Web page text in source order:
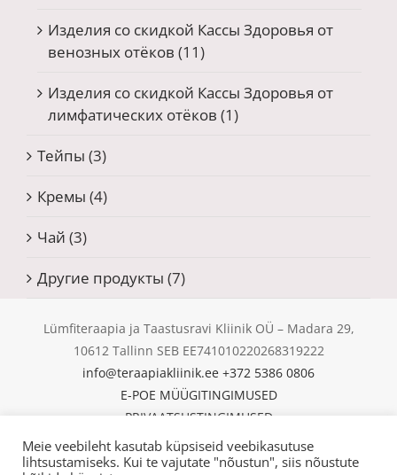
Изделия со скидкой Кассы Здоровья от
венозных отёков (11)
Изделия со скидкой Кассы Здоровья от
лимфатических отёков (1)
Тейпы (3)
Кремы (4)
Чай (3)
Другие продукты (7)
Lümfiteraapia ja Taastusravi Kliinik OÜ – Madara 29,
10612 Tallinn SEB EE741010220268319222
info@teraapiakliinik.ee +372 5386 0806
E-POE MÜÜGITINGIMUSED
PRIVAATSUSTINGIMUSED
KÜPSISED
© Copyright 2025 | Lümfiteraapia ja Taastusravi Kliinik
Meie veebileht kasutab küpsiseid veebikasutuse
lihtsustamiseks. Kui te vajutate "nõustun", siis nõustute